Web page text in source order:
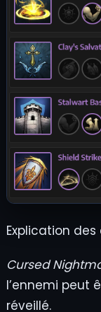
Explication
Cursed
l’ennemi peut
réveillé.